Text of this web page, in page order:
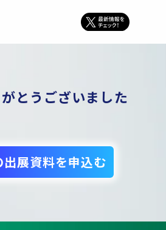
とうございました
出展資料を申込む